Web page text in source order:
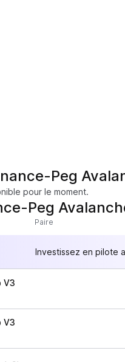
Peg
pour le moment.
Peg
Paire
Investissez en pilote
V3
V3